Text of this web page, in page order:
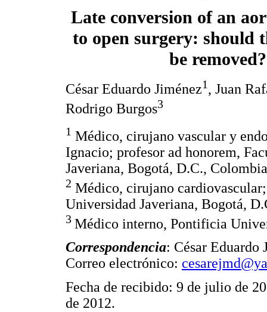
Late conversion of an
to open surgery: should
be removed?
César Eduardo Jiménez1, Juan
Rodrigo Burgos3
1 Médico, cirujano vascular y
Ignacio; profesor ad honorem,
Javeriana, Bogotá, D.C.,
2 Médico, cirujano
Universidad Javeriana, Bogotá,
3 Médico interno, Pontificia
Correspondencia: César
Correo electrónico:
Fecha de recibido: 9 de julio de
de 2012.